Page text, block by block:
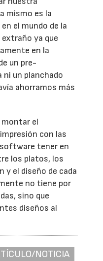
mismo es la
el mundo de la
ya que
en la
un pre-
un planchado
ahorramos más
montar el
con las
tener en
los platos, los
y el diseño de cada
no tiene por
sino que
diseños al
NOTICIA